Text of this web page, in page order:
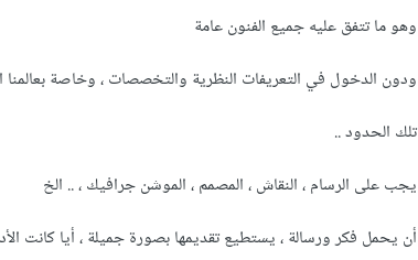
وهو ما تتفق عليه جميع الفنون عامة
ودون الدخول في التعريفات النظرية والتخصصات ، وخاصة
تلك الحدود ..
يجب على الرسام ، النقاش ، المصمم ، الموشن جرافيك ، .. الخ
أن يحمل فكر ورسالة ، يستطيع تقديمها بصورة جميلة ، أيا كانت